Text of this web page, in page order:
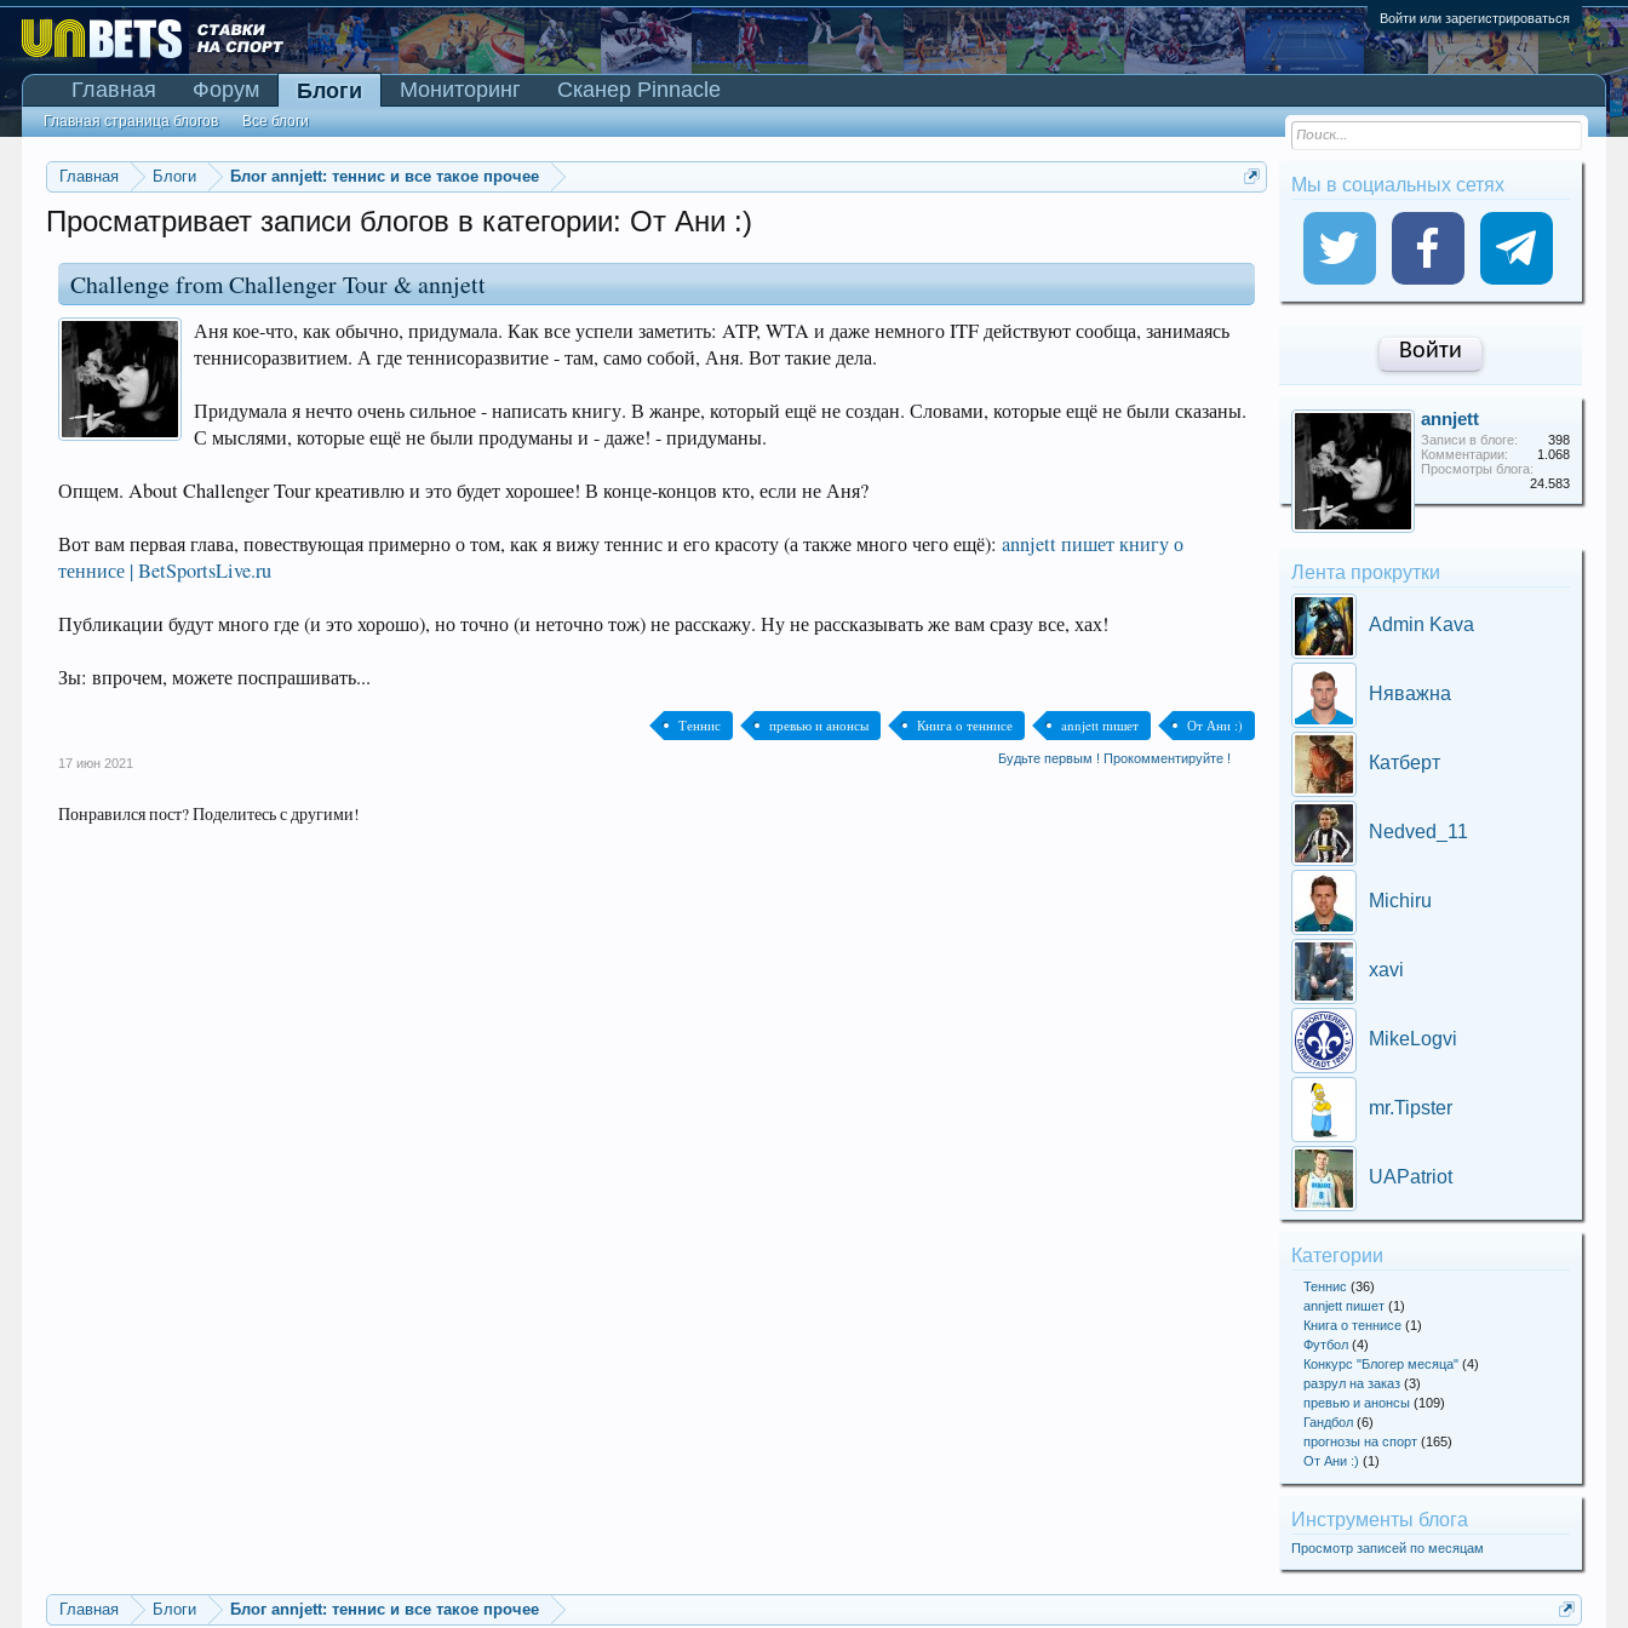
Войти или зарегистрироваться
Главная Блоги Блог annjett: теннис и все такое прочее
Просматривает записи блогов в категории: От Ани :)
Challenge from Challenger Tour & annjett
Аня кое-что, как обычно, придумала. Как все успели заметить: ATP, WTA и даже немного ITF действуют сообща, занимаясь
теннисоразвитием. А где теннисоразвитие - там, само собой, Аня. Вот такие дела.
Придумала я нечто очень сильное - написать книгу. В жанре, который ещё не создан. Словами, которые ещё не были сказаны.
С мыслями, которые ещё не были продуманы и - даже! - придуманы.
Опщем. About Challenger Tour креативлю и это будет хорошее! В конце-концов кто, если не Аня?
Вот вам первая глава, повествующая примерно о том, как я вижу теннис и его красоту (а также много чего ещё):annjett пишет книгу о
теннисе | BetSportsLive.ru
Публикации будут много где (и это хорошо), но точно (и неточно тож) не расскажу. Ну не рассказывать же вам сразу все, хах!
Зы: впрочем, можете поспрашивать...
Теннис превью и анонсы Книга о теннисе annjett пишет От Ани :)
Будьте первым ! Прокомментируйте !
17 июн 2021
Понравился пост? Поделитесь с другими!
Мы в социальных сетях
Войти
annjett
Записи в блоге:
398
Комментарии:
1.068
Просмотры блога:
24.583
Лента прокрутки
Admin Kava
Няважна
Катберт
Nedved_11
Michiru
xavi
MikeLogvi
mr.Tipster
UAPatriot
Категории
Теннис (36)
annjett пишет(1)
Книга о теннисе(1)
Футбол(4)
Конкурс "Блогер месяца"(4)
разрул на заказ(3)
превью и анонсы(109)
Гандбол(6)
прогнозы на спорт(165)
От Ани :) (1)
Инструменты блога
Просмотр записей по месяцам
Главная Блоги Блог annjett: теннис и все такое прочее
Главная Форум Блоги
Главная страница блогов Все блоги
Мониторинг Сканер Pinnacle